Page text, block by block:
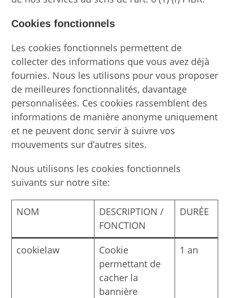
Cookies fonctionnels
Les cookies fonctionnels permettent de
collecter des informations que vous avez déjà
fournies. Nous les utilisons pour vous proposer
de meilleures fonctionnalités, davantage
personnalisées. Ces cookies rassemblent des
informations de manière anonyme uniquement
et ne peuvent donc servir à suivre vos
mouvements sur d’autres sites.
Nous utilisons les cookies fonctionnels
suivants sur notre site:
NOM
DESCRIPTION /
FONCTION
DURÉE
cookielaw
Cookie
permettant de
cacher la
bannière
1 an